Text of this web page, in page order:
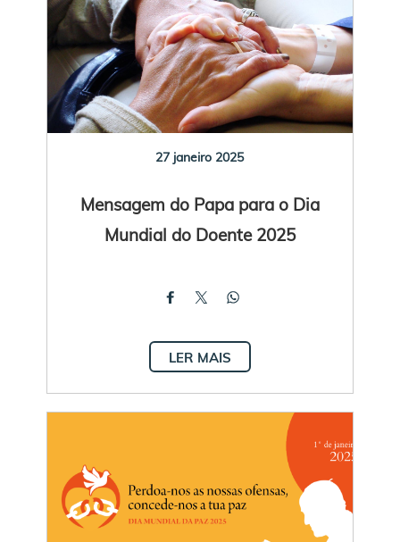
27 janeiro 2025
Mensagem do Papa para o Dia
Mundial do Doente 2025
LER MAIS